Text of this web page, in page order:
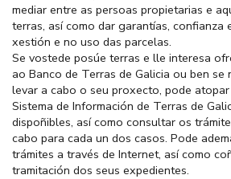
mediar entre as persoas propietarias e
terras, así como dar garantías, confianza
xestión e no uso das parcelas.
Se vostede posúe terras e lle interesa
ao Banco de Terras de Galicia ou ben se
levar a cabo o seu proxecto, pode atopar
Sistema de Información de Terras de
dispoñibles, así como consultar os
cabo para cada un dos casos. Pode
trámites a través de Internet, así como
tramitación dos seus expedientes.